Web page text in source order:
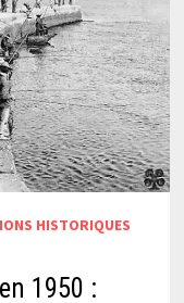
HISTORIQUES
1950 :